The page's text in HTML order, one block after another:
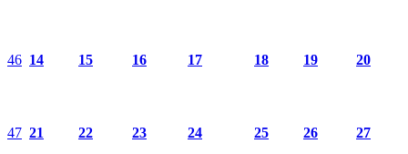
46 14 15 16 17 18 19 20
47 21 22 23 24 25 26 27